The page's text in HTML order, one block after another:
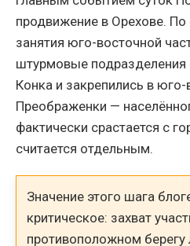
продвижение в Орехове. По
занятия юго-восточной
штурмовые подразделения
Конка и закрепились в юго-
Преображенки —
фактически срастается с
считается отдельным.
Значение этого шага
критическое: захват
противоположном